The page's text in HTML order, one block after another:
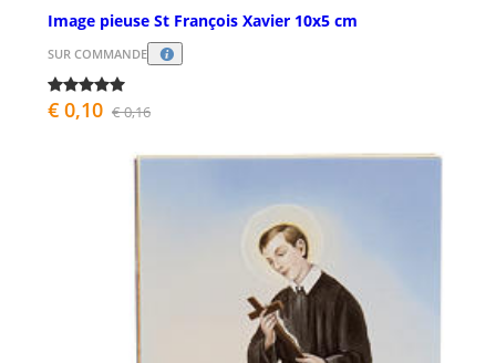
Image pieuse St François Xavier 10x5 cm
SUR COMMANDE
€ 0,10 € 0,16